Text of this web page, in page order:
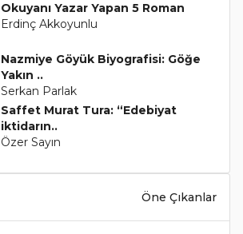
Okuyanı Yazar Yapan 5 Roman
Erdinç Akkoyunlu
Nazmiye Göyük Biyografisi: Göğe
Yakın ..
Serkan Parlak
Saffet Murat Tura: “Edebiyat
iktidarın..
Özer Sayın
Öne Çıkanlar